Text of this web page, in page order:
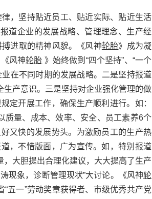
，坚持贴近员工、贴近实际、贴近生活
道企业的发展战略、管理理念、生产经
进取的精神风貌。《风神轮胎》成为凝
风神轮胎 》始终做到“四个坚持”、“一个
在不同时期的发展战略。二是坚持报道
产意识。三是坚持对企业强化管理的做
定开展工作，确保生产顺利进行。如：
质量、成本、效率、安全、员工素养6个
又快的发展势头。为激励员工的生产热
，不惜版面，广为宣传。如，特别报道
，大胆提出合理化建议，大大提高了生产
现象，诊断管理现状”大讨论。《风神轮
五一”劳动奖章获得者、市级优秀共产党